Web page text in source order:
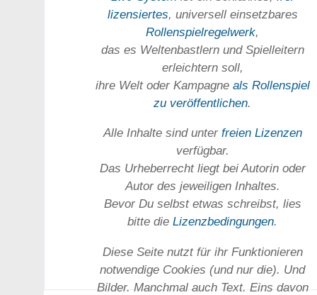
lizensiertes, universell einsetz­bares
Rollen­spielregel­werk,
das es Welten­bastlern und Spiel­leitern
erleichtern soll,
ihre Welt oder Kam­pagne als Rollenspiel
zu ver­öffent­lichen.
Alle Inhalte sind unter freien Lizenzen
verfügbar.
Das Urheber­recht liegt bei Autorin oder
Autor des jeweiligen In­haltes.
Bevor Du selbst etwas schreibst, lies
bitte dieLizenz­bedingungen.
Diese Seite nutzt für ihr Funktionieren
notwendige Cookies (und nur die). Und
Bilder. Manchmal auch Text. Eins davon